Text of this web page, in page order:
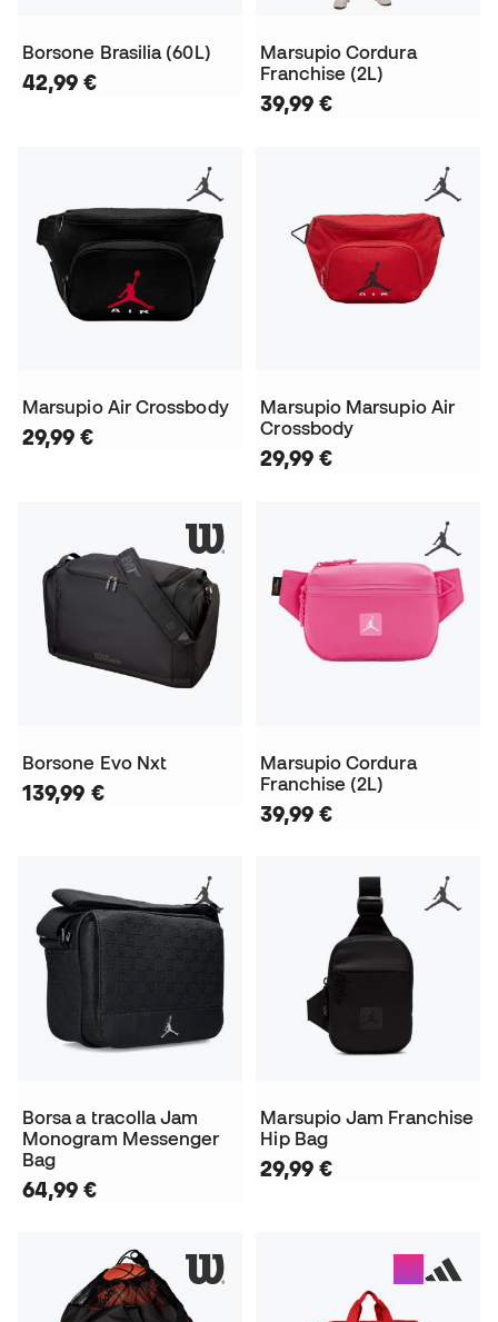
Borsone Brasilia (60L)
42,99 €
Marsupio Cordura
Franchise (2L)
39,99 €
Marsupio Air Crossbody
29,99 €
Marsupio Marsupio Air
Crossbody
29,99 €
Borsone Evo Nxt
139,99 €
Marsupio Cordura
Franchise (2L)
39,99 €
Borsa a tracolla Jam
Monogram Messenger
Bag
64,99 €
Marsupio Jam Franchise
Hip Bag
29,99 €